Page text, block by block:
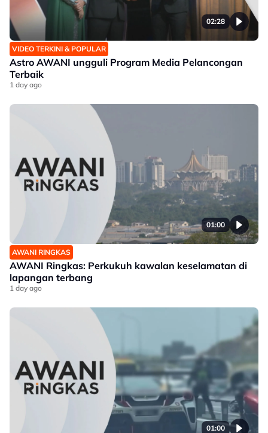
02:28
VIDEO TERKINI & POPULAR
Astro AWANI ungguli Program Media Pelancongan
Terbaik
1 day ago
01:00
AWANI RINGKAS
AWANI Ringkas: Perkukuh kawalan keselamatan di
lapangan terbang
1 day ago
01:00